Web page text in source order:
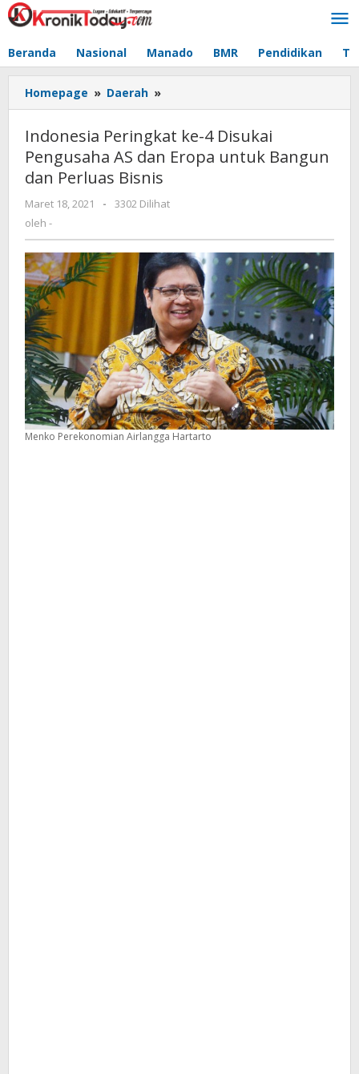
Lewati
ke
Beranda Nasional Manado BMR Pendidikan
Homepage » Daerah »
Peringkat
4
Disukai
dan
untuk
Bangun
dan
Perluas
Bisnis
Indonesia Peringkat ke-4 Disukai
Pengusaha AS dan Eropa untuk Bangun
dan Perluas Bisnis
Maret 18, 2021
oleh
-
3302 Dilihat
oleh -
Menko Perekonomian Airlangga Hartarto